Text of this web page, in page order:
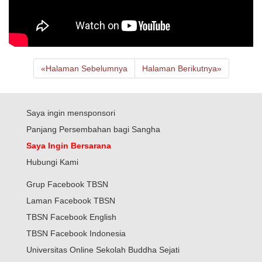
«Halaman Sebelumnya Halaman Berikutnya»
Saya ingin mensponsori
Panjang Persembahan bagi Sangha
Saya Ingin Bersarana
Hubungi Kami
Grup Facebook TBSN
Laman Facebook TBSN
TBSN Facebook English
TBSN Facebook Indonesia
Universitas Online Sekolah Buddha Sejati